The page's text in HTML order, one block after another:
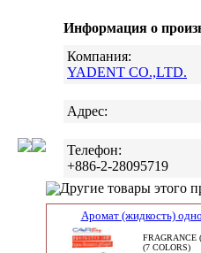
Информация о
Компания:
YADENT CO.,LTD.
Адрес:
Телефон:
+886-2-28095719
Другие товары этого
Аромат (жидкость)
FRAGRANCE
(7 COLORS)